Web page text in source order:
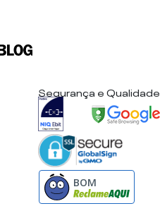
Segurança e Qualidade
BOM